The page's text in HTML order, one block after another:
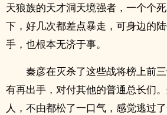
天狼族的天才洞天境强者，一个个
下，好几次都差点暴走，可身边的
手，也根本无济于事。
秦彦在灭杀了这些战将榜上前
有再出手，对付其他的普通总长们
人，不由都松了一口气，感觉逃过了